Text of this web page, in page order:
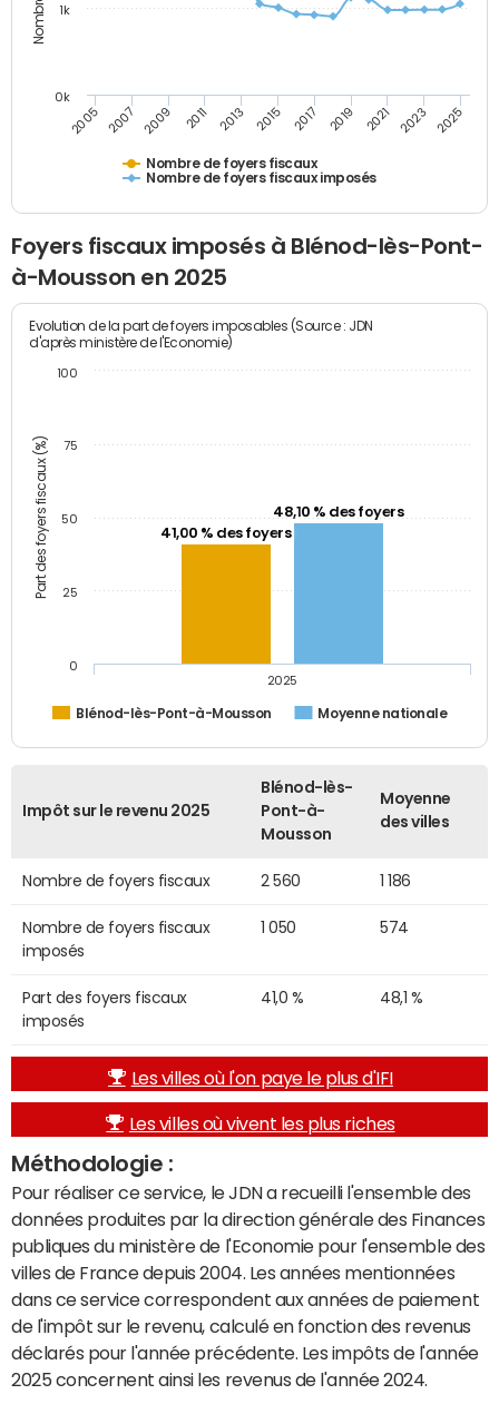
Nombre de foyers fiscaux
Nombre de foyers fiscaux imposés
2005 2007 2009 2011 2013 2015 2017 2019 2021 2023 2025
0k
1k
Foyers fiscaux imposés à Blénod-lès-Pont-
à-Mousson en 2025
Part des foyers fiscaux (%)
Evolution de la part de foyers imposables (Source : JDN
d'après ministère de l'Economie)
41,00 % des foyers
48,10 % des foyers
Blénod-lès-Pont-à-Mousson Moyenne nationale
2025
0
25
50
75
100
Impôt sur le revenu 2025
Blénod-lès-
Pont-à-
Mousson
Moyenne
des villes
Nombre de foyers fiscaux 2 560 1 186
Nombre de foyers fiscaux
imposés
1 050 574
Part des foyers fiscaux
imposés
41,0 % 48,1 %
Les villes où l'on paye le plus d'IFI
Les villes où vivent les plus riches
Méthodologie :
Pour réaliser ce service, le JDN a recueilli l'ensemble des
données produites par la direction générale des Finances
publiques du ministère de l'Economie pour l'ensemble des
villes de France depuis 2004. Les années mentionnées
dans ce service correspondent aux années de paiement
de l'impôt sur le revenu, calculé en fonction des revenus
déclarés pour l'année précédente. Les impôts de l'année
2025 concernent ainsi les revenus de l'année 2024.